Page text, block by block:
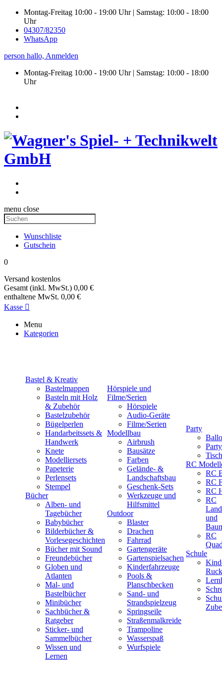
Montag-Freitag 10:00 - 19:00 Uhr | Samstag: 10:00 - 18:00
Uhr
04307/82350
WhatsApp
person hallo, Anmelden
Montag-Freitag 10:00 - 19:00 Uhr | Samstag: 10:00 - 18:00
Uhr
menu close
Wunschliste
Gutschein
0
Versand kostenlos
Gesamt (inkl. MwSt.) 0,00 €
enthaltene MwSt. 0,00 €
Kasse 
Menu
Kategorien
Bastel & Kreativ
Bastelmappen
Basteln mit Holz
& Zubehör
Bastelzubehör
Bügelperlen
Handarbeitssets &
Handwerk
Knete
Modelliersets
Papeterie
Perlensets
Stempel
Bücher
Alben- und
Tagebücher
Babybücher
Bilderbücher &
Vorlesegeschichten
Bücher mit Sound
Freundebücher
Globen und
Atlanten
Mal- und
Bastelbücher
Minibücher
Sachbücher &
Ratgeber
Sticker- und
Sammelbücher
Wissen und
Lernen
Hörspiele und
Filme/Serien
Hörspiele
Audio-Geräte
Filme/Serien
Modellbau
Airbrush
Bausätze
Farben
Gelände- &
Landschaftsbau
Geschenk-Sets
Werkzeuge und
Hilfsmittel
Outdoor
Blaster
Drachen
Fahrrad
Gartengeräte
Gartenspielsachen
Kinderfahrzeuge
Pools &
Planschbecken
Sand- und
Strandspielzeug
Springseile
Straßenmalkreide
Trampoline
Wasserspaß
Wurfspiele
Party
RC
RC
RC
RC
RC
und
RC
Schule